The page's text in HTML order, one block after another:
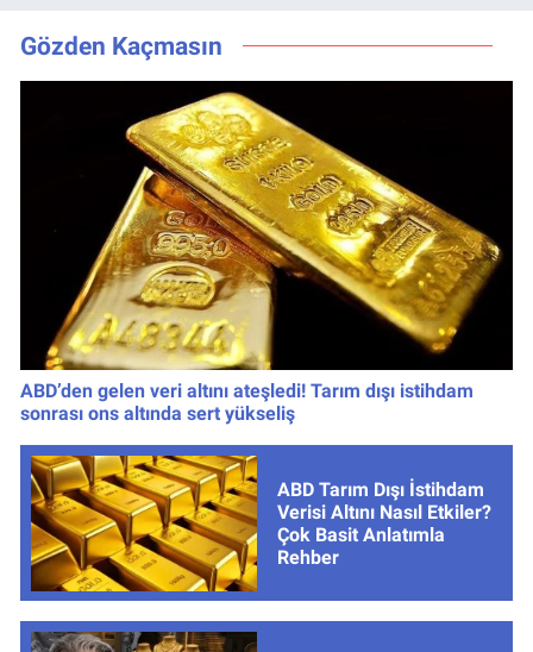
Kaçta, Nereden
İzlenir?
Gözden Kaçmasın
ABD’den gelen veri altını ateşledi! Tarım dışı istihdam
sonrası ons altında sert yükseliş
ABD Tarım Dışı İstihdam
Verisi Altını Nasıl Etkiler?
Çok Basit Anlatımla
Rehber